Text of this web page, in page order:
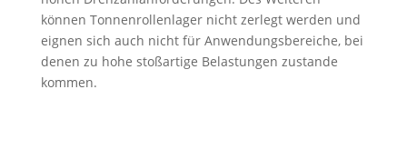
können Tonnenrollenlager nicht zerlegt werden und
eignen sich auch nicht für Anwendungsbereiche, bei
denen zu hohe stoßartige Belastungen zustande
kommen.